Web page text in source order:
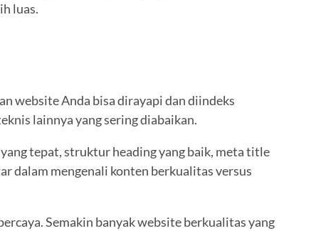
luas.
website Anda bisa dirayapi dan diindeks
lainnya yang sering diabaikan.
tepat, struktur heading yang baik, meta title
dalam mengenali konten berkualitas versus
Semakin banyak website berkualitas yang